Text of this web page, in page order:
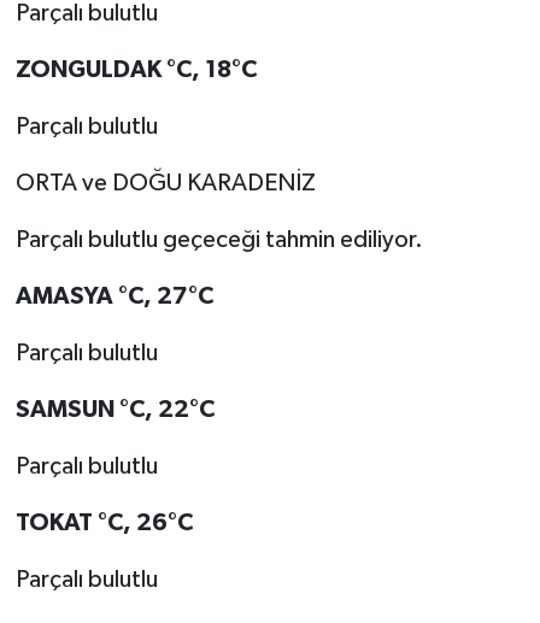
Parçalı bulutlu
ZONGULDAK °C, 18°C
Parçalı bulutlu
ORTA ve DOĞU KARADENİZ
Parçalı bulutlu geçeceği tahmin ediliyor.
AMASYA °C, 27°C
Parçalı bulutlu
SAMSUN °C, 22°C
Parçalı bulutlu
TOKAT °C, 26°C
Parçalı bulutlu